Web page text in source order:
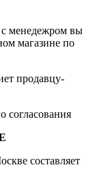
с менедежром вы
магазине по
продавцу-
согласования
составляет